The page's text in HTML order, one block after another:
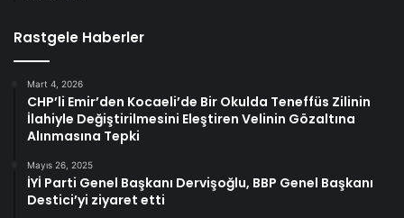
Rastgele Haberler
Mart 4, 2026
CHP’li Emir’den Kocaeli’de Bir Okulda Teneffüs Zilinin
İlahiyle Değiştirilmesini Eleştiren Velinin Gözaltına
Alınmasına Tepki
Mayıs 26, 2025
İYİ Parti Genel Başkanı Dervişoğlu, BBP Genel Başkanı
Destici’yi ziyaret etti